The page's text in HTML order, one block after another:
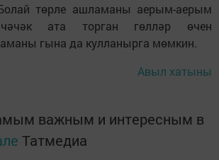
төрле ашламаны аерым-аерым
ата торган гөлләр өчен
гына да кулланырга мөмкин.
Авыл хатыны
важным и интересным в
Татмедиа